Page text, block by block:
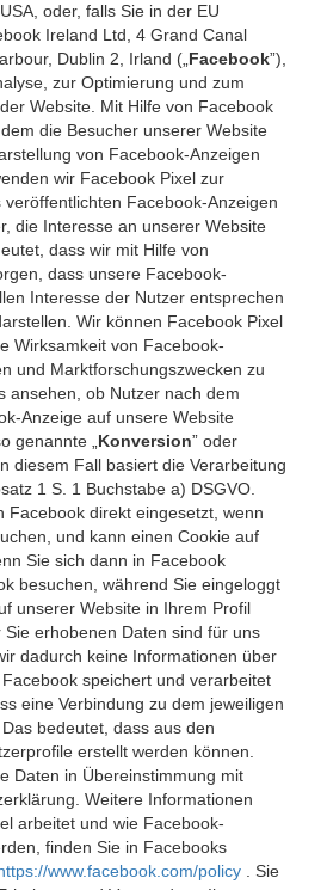
oder, falls Sie in der EU
Ireland Ltd, 4 Grand Canal
Dublin 2, Irland („ Facebook”),
zur Optimierung und zum
Website. Mit Hilfe von Facebook
die Besucher unserer Website
von Facebook-Anzeigen
wir Facebook Pixel zur
Facebook-Anzeigen
die Interesse an unserer Website
dass wir mit Hilfe von
dass unsere Facebook-
Interesse der Nutzer entsprechen
Wir können Facebook Pixel
Wirksamkeit von Facebook-
und Marktforschungszwecken zu
ansehen, ob Nutzer nach dem
Anzeige auf unsere Website
genannte „ Konversion” oder
diesem Fall basiert die Verarbeitung
1 S. 1 Buchstabe a) DSGVO.
Facebook direkt eingesetzt, wenn
und kann einen Cookie auf
Sie sich dann in Facebook
besuchen, während Sie eingeloggt
unserer Website in Ihrem Profil
erhobenen Daten sind für uns
dadurch keine Informationen über
speichert und verarbeitet
eine Verbindung zu dem jeweiligen
bedeutet, dass aus den
erstellt werden können.
Daten in Übereinstimmung mit
Weitere Informationen
arbeitet und wie Facebook-
finden Sie in Facebooks
www.facebook.com/policy
. Sie